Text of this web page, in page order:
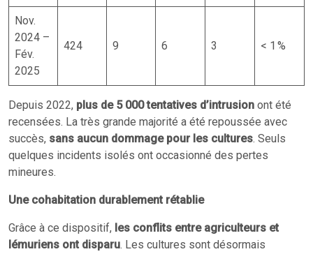
Nov.
2024 –
Fév.
2025
424 9 6 3 < 1 %
Depuis 2022, plus de 5 000 tentatives d’intrusion ont été
recensées. La très grande majorité a été repoussée avec
succès, sans aucun dommage pour les cultures. Seuls
quelques incidents isolés ont occasionné des pertes
mineures.
Une cohabitation durablement rétablie
Grâce à ce dispositif, les conflits entre agriculteurs et
lémuriens ont disparu. Les cultures sont désormais